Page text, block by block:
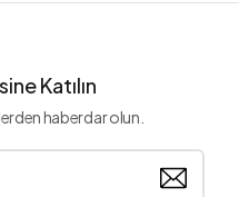
Katılın
haberdar olun.